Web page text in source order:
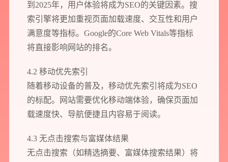
再想想，稍后预约
到2025年，用户体验将成为SEO的关键因素。搜
索引擎将更加重视页面加载速度、交互性和用户
满意度等指标。Google的Core Web Vitals等指标
将直接影响网站的排名。
4.2 移动优先索引
随着移动设备的普及，移动优先索引将成为SEO
的标配。网站需要优化移动端体验，确保页面加
载速度快、导航便捷且内容易于阅读。
4.3 无点击搜索与富媒体结果
无点击搜索（如精选摘要、富媒体搜索结果）将